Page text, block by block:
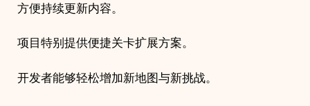
方便持续更新内容。
项目特别提供便捷关卡扩展方案。
开发者能够轻松增加新地图与新挑战。